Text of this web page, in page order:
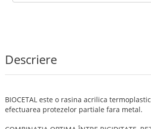
Descriere
BIOCETAL este o rasina acrilica
efectuarea protezelor partiale fara metal.